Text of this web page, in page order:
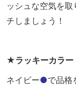
ッシュな空気を
チしましょう！
★ラッキーカラー
ネイビー●で品格